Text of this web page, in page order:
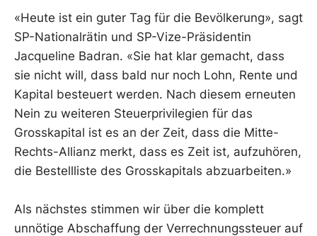
«Heute ist ein guter Tag für die Bevölkerung», sagt
SP-Nationalrätin und SP-Vize-Präsidentin
Jacqueline Badran. «Sie hat klar gemacht, dass
sie nicht will, dass bald nur noch Lohn, Rente und
Kapital besteuert werden. Nach diesem erneuten
Nein zu weiteren Steuerprivilegien für das
Grosskapital ist es an der Zeit, dass die Mitte-
Rechts-Allianz merkt, dass es Zeit ist, aufzuhören,
die Bestellliste des Grosskapitals abzuarbeiten.»
Als nächstes stimmen wir über die komplett
unnötige Abschaffung der Verrechnungssteuer auf